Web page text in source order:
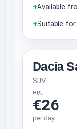
+Available
+Suitable for
Dacia
SUV
від
€26
per day